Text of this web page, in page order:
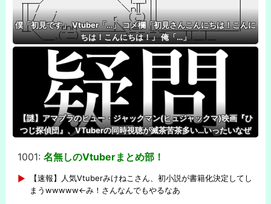
僕「初見です」 Vtuber「…」 コメ欄「初見さんこんにちは！こんに
ちは！こんにちは！」 俺「…」
【謎】アマプラのヒュー・ジャックマン(ヒュジャックマ)映画『ひ
つじ探偵団』、VTuberの同時視聴が滅茶苦茶多い…いったいなぜ
1001: 名無しのVtuberまとめ部！
【速報】人気Vtuberみけねこさん、初小説が書籍化決定してし
まうwwwww←み！さんなんでもやるなあ